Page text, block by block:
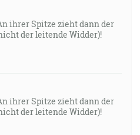
ihrer Spitze zieht dann der
der leitende Widder)!
ihrer Spitze zieht dann der
der leitende Widder)!